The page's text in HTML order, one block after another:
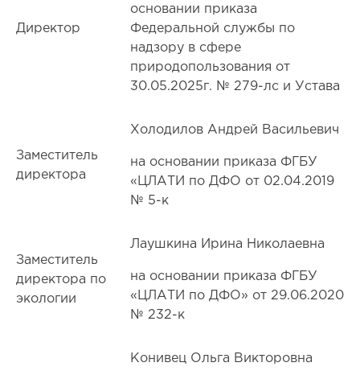
Директор
основании приказа
Федеральной службы по
надзору в сфере
природопользования от
30.05.2025г. № 279-лс и Устава
Заместитель
директора
Холодилов Андрей Васильевич
на основании приказа ФГБУ
«ЦЛАТИ по ДФО от 02.04.2019
№ 5-к
Заместитель
директора по
экологии
Лаушкина Ирина Николаевна
на основании приказа ФГБУ
«ЦЛАТИ по ДФО» от 29.06.2020
№ 232-к
Конивец Ольга Викторовна